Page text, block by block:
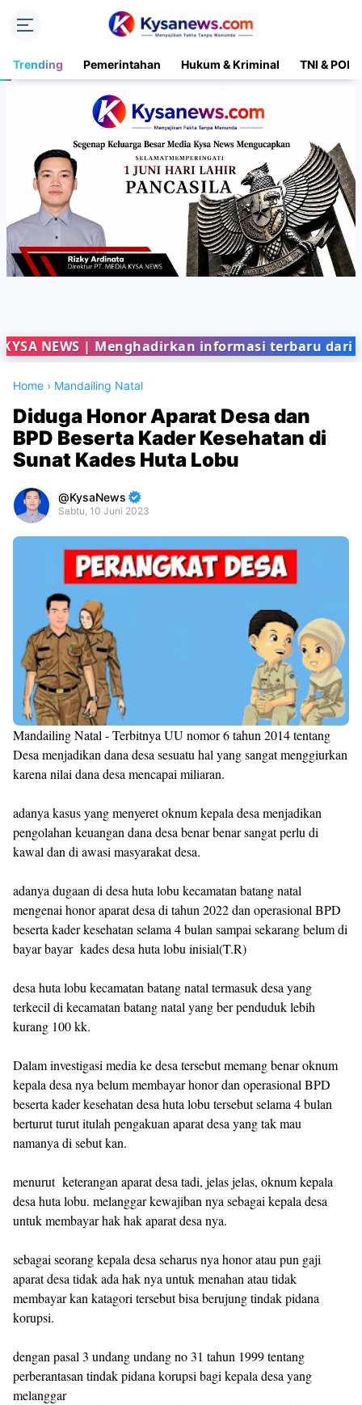
Trending Pemerintahan Hukum & Kriminal TNI &
| Menghadirkan informasi terbaru dari
Home › Mandailing Natal
Diduga Honor Aparat Desa dan
BPD Beserta Kader Kesehatan di
Sunat Kades Huta Lobu
KysaNews
Sabtu, 10 Juni 2023
Premium
Design
Shroff
Templates
Mandailing Natal - Terbitnya UU nomor 6 tahun 2014 tentang
Desa menjadikan dana desa sesuatu hal yang sangat menggiurkan
karena nilai dana desa mencapai miliaran.
adanya kasus yang menyeret oknum kepala desa menjadikan
pengolahan keuangan dana desa benar benar sangat perlu di
kawal dan di awasi masyarakat desa.
adanya dugaan di desa huta lobu kecamatan batang natal
mengenai honor aparat desa di tahun 2022 dan operasional BPD
beserta kader kesehatan selama 4 bulan sampai sekarang belum di
bayar bayar kades desa huta lobu inisial(T.R)
desa huta lobu kecamatan batang natal termasuk desa yang
terkecil di kecamatan batang natal yang ber penduduk lebih
kurang 100 kk.
Dalam investigasi media ke desa tersebut memang benar oknum
kepala desa nya belum membayar honor dan operasional BPD
beserta kader kesehatan desa huta lobu tersebut selama 4 bulan
berturut turut itulah pengakuan aparat desa yang tak mau
namanya di sebut kan.
menurut keterangan aparat desa tadi, jelas jelas, oknum kepala
desa huta lobu. melanggar kewajiban nya sebagai kepala desa
untuk membayar hak hak aparat desa nya.
sebagai seorang kepala desa seharus nya honor atau pun gaji
aparat desa tidak ada hak nya untuk menahan atau tidak
membayar kan katagori tersebut bisa berujung tindak pidana
korupsi.
dengan pasal 3 undang undang no 31 tahun 1999 tentang
perberantasan tindak pidana korupsi bagi kepala desa yang
melanggar